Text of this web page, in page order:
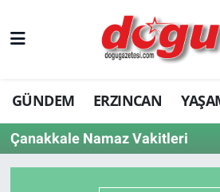
GÜNDEM ERZINCAN
Çanakkale Namaz Vakitleri
ERZINCAN
GÜNDEM
ERZİNCAN FOTOĞRAFLARI